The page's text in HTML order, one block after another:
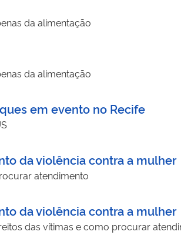
da alimentação
da alimentação
em evento no Recife
da violência contra a mulher
atendimento
da violência contra a mulher
das vítimas e como procurar